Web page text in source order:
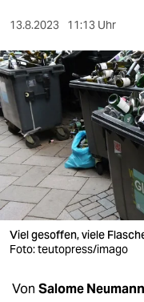
sport
berlin
nord
wahrheit
verlag
verlag
veranstaltungen
shop
13.8.2023 11:13 Uhr
Viel gesoffen, viele
Foto: teutopress/imago
Von Salome Neumann